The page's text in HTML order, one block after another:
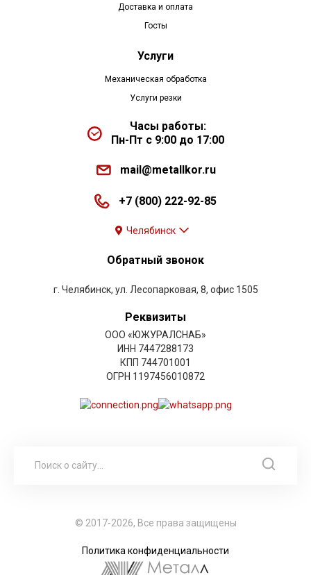
Доставка и оплата
Госты
Услуги
Механическая обработка
Услуги резки
Часы работы:
Пн-Пт с 9:00 до 17:00
mail@metallkor.ru
+7 (800) 222-92-85
Челябинск
Обратный звонок
г. Челябинск, ул. Лесопарковая, 8, офис 1505
Реквизиты
ООО «ЮЖУРАЛСНАБ»
ИНН 7447288173
КПП 744701001
ОГРН 1197456010872
© 2017-2026, Все права защищены
Политика конфиденциальности